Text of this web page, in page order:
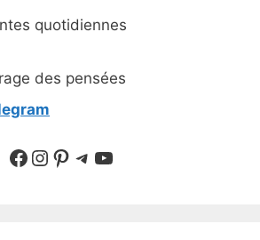
quotidiennes
des pensées
Suivre sur Facebook
Suivre sur Instagram
Pinterest
Sur Telegram
YouTube